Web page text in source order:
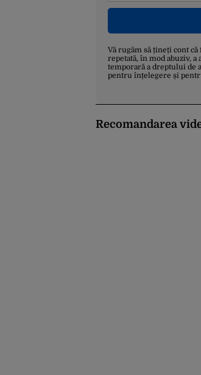
Vă rugăm să țineți cont
repetată, în mod abuziv,
temporară a dreptului de
pentru înțelegere și
Recomandarea